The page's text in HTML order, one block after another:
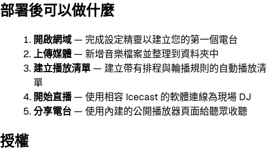
部署後可以做什麼
開啟網域— 完成設定精靈以建立您的第一個電台
上傳媒體— 新增音樂檔案並整理到資料夾中
建立播放清單— 建立帶有排程與輪播規則的自動播放清
單
開始直播— 使用相容 Icecast 的軟體連線為現場 DJ
分享電台— 使用內建的公開播放器頁面給聽眾收聽
授權